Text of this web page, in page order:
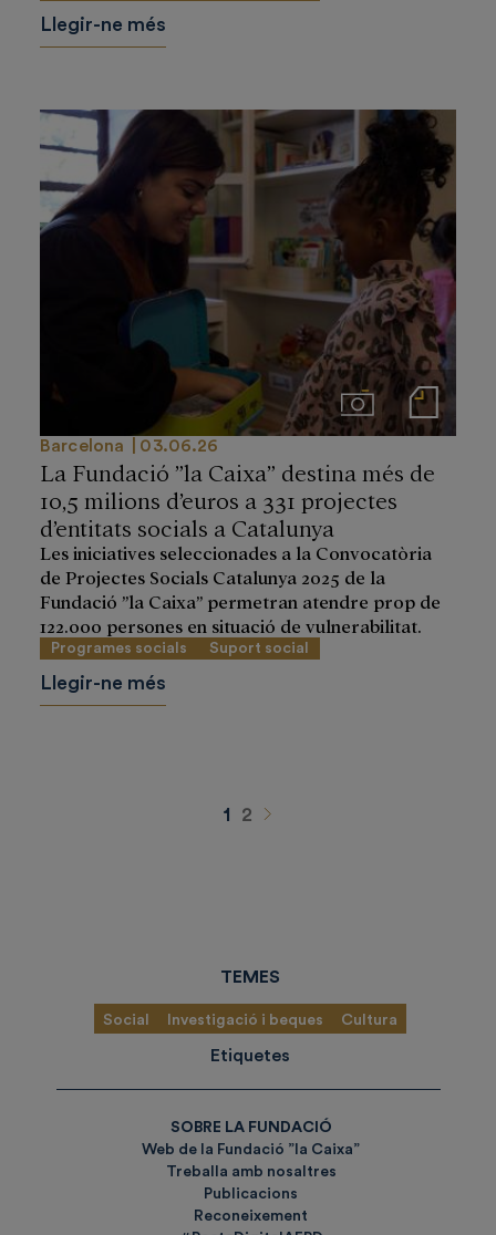
Llegir-ne més
ImágenesNotas de prensa
Barcelona 03.06.26
La Fundació ”la Caixa” destina més de
10,5 milions d’euros a 331 projectes
d’entitats socials a Catalunya
Les iniciatives seleccionades a la Convocatòria
de Projectes Socials Catalunya 2025 de la
Fundació ”la Caixa” permetran atendre prop de
122.000 persones en situació de vulnerabilitat.
Programes socials Suport social
Llegir-ne més
1 2
TEMES
Social Investigació i beques Cultura
Etiquetes
SOBRE LA FUNDACIÓ
Web de la Fundació ”la Caixa”
Treballa amb nosaltres
Publicacions
Reconeixement